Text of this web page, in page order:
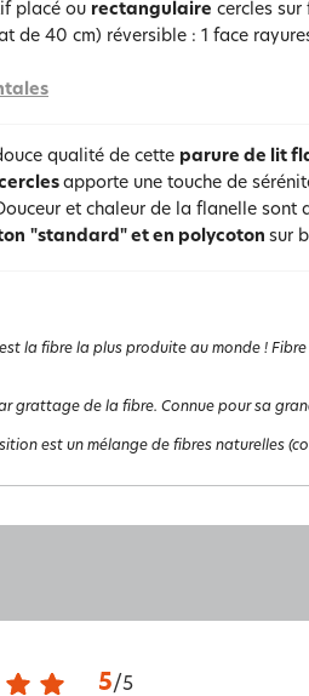
placé ou rectangulaire cercles sur
de 40 cm) réversible : 1 face
qualité de cette parure de lit
apporte une touche de
et chaleur de la flanelle sont
"standard" et en polycoton sur
la fibre la plus produite au monde !
grattage de la fibre. Connue pour sa
est un mélange de fibres naturelles
5/5